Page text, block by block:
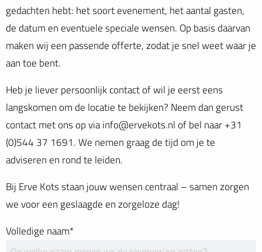
gedachten hebt: het soort evenement, het aantal gasten,
de datum en eventuele speciale wensen. Op basis daarvan
maken wij een passende offerte, zodat je snel weet waar je
aan toe bent.
Heb je liever persoonlijk contact of wil je eerst eens
langskomen om de locatie te bekijken? Neem dan gerust
contact met ons op via info@ervekots.nl of bel naar +31
(0)544 37 1691. We nemen graag de tijd om je te
adviseren en rond te leiden.
Bij Erve Kots staan jouw wensen centraal – samen zorgen
we voor een geslaagde en zorgeloze dag!
Volledige naam*